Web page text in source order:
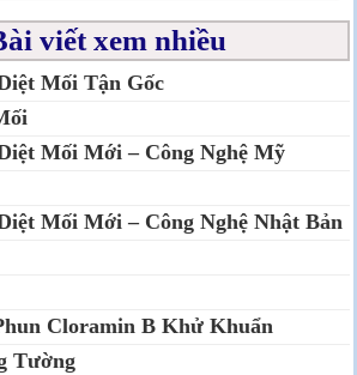
viết xem nhiều
Mối Tận Gốc
Mối Mới – Công Nghệ Mỹ
Mối Mới – Công Nghệ Nhật Bản
Cloramin B Khử Khuẩn
Tường